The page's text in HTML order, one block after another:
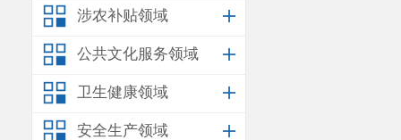
涉农补贴领域
公共文化服务领域
卫生健康领域
安全生产领域